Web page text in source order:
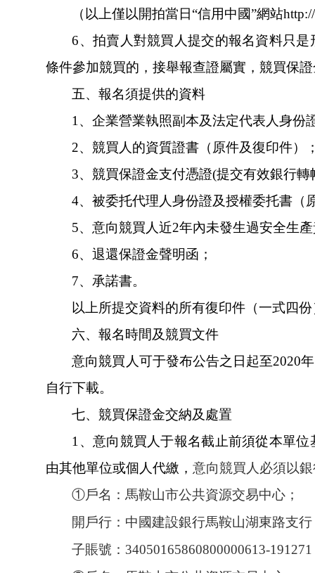
（以上僅以開拍當日 “信用中國”網站
6、拍賣人對競買人提交的報名資料只是
條件參加競買的，接舉報查證屬實，競買保
五、報名須提供的資料
1、企業營業執照副本及法定代表人身份
2、競買人的資質證書（原件及復印件）
3、競買保證金支付憑證(提交有效銀行轉
4、被委托代理人身份證及授權委托書（
5、意向競買人近2年內未發生過安全生
6、退還保證金聲明函；
7、承諾書。
以上所提交資料的所有復印件（一式四份
六、報名時間及競買文件
意向競買人可于發布公告之日起至2020
自行下載。
七、競買保證金交納及處置
1、意向競買人于報名截止前須從本單位
由其他單位或個人代繳， 意向競買人必須以
①戶名：馬鞍山市公共資源交易中心；
開戶行：中國建設銀行馬鞍山湖東路支行
子賬號： 34050165860800000613-191271